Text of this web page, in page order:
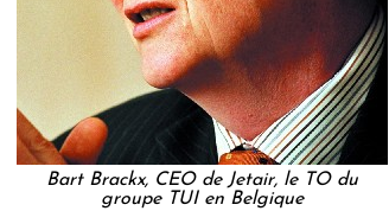
Bart Brackx, CEO de Jetair, le TO du
groupe TUI en Belgique